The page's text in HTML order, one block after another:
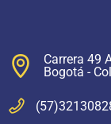
Carrera 49
Bogotá -